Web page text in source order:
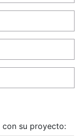
con su proyecto: